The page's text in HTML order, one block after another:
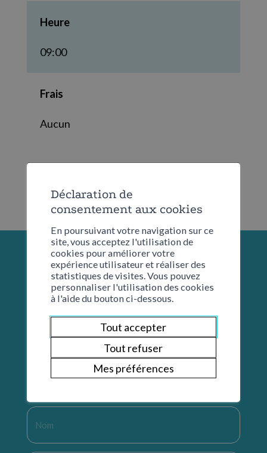
Heure
09:00
Frais
Aucun
Restons en contact
Nom
Déclaration de
consentement aux cookies
En poursuivant votre navigation sur ce
site, vous acceptez l'utilisation de
cookies pour améliorer votre
expérience utilisateur et réaliser des
statistiques de visites. Vous pouvez
personnaliser l'utilisation des cookies
à l'aide du bouton ci-dessous.
Tout accepter
Tout refuser
Mes préférences